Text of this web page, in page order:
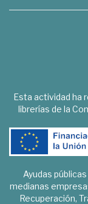
Esta actividad ha
librerías de la
Ayudas
medianas
Recuperación,